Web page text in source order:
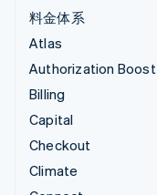
料金体系
Atlas
Authorization Boost
Billing
Capital
Checkout
Climate